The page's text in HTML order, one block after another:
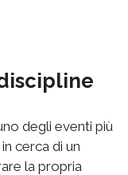
degli eventi più
cerca di un
la propria